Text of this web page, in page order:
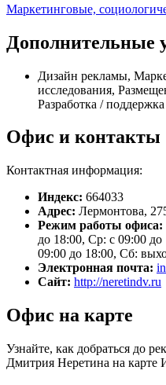
Маркетинговые,
Дополнительные
Дизайн рекламы,
исследования,
Разработка /
Офис и контакты
Контактная информация:
Индекс: 664033
Адрес: Лермонтова,
Режим работы офиса:
до 18:00, Ср: с 09:00
09:00 до 18:00, Сб:
Электронная почта:
Сайт: http://neretindv.ru
Офис на карте
Узнайте, как добраться до
Дмитрия Неретина на карте